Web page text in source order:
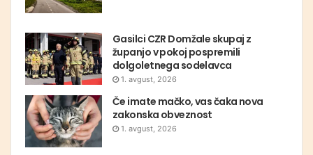
Gasilci CZR Domžale skupaj z
županjo v pokoj pospremili
dolgoletnega sodelavca
1. avgust, 2026
Če imate mačko, vas čaka nova
zakonska obveznost
1. avgust, 2026